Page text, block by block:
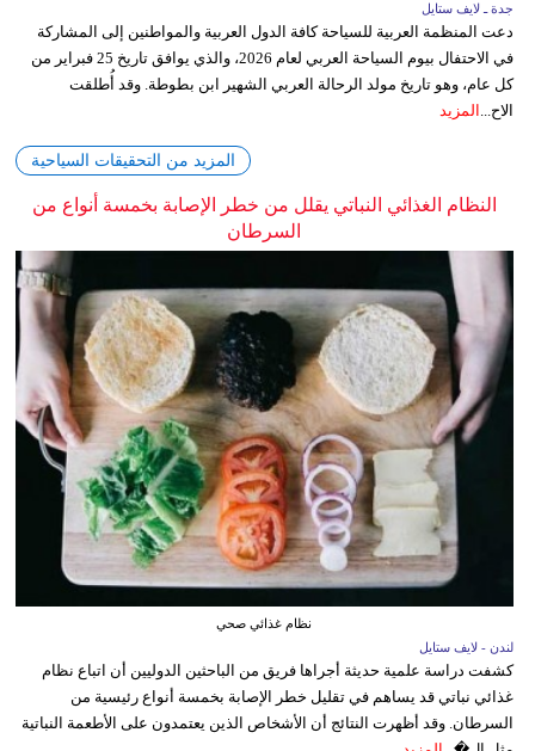
جدة ـ لايف ستايل
دعت المنظمة العربية للسياحة كافة الدول العربية والمواطنين إلى المشاركة
في الاحتفال بيوم السياحة العربي لعام 2026، والذي يوافق تاريخ 25 فبراير من
كل عام، وهو تاريخ مولد الرحالة العربي الشهير ابن بطوطة. وقد أُطلقت
الاح... المزيد
المزيد من التحقيقات السياحية
النظام الغذائي النباتي يقلل من خطر الإصابة بخمسة أنواع من
السرطان
نظام غذائي صحي
لندن - لايف ستايل
كشفت دراسة علمية حديثة أجراها فريق من الباحثين الدوليين أن اتباع نظام
غذائي نباتي قد يساهم في تقليل خطر الإصابة بخمسة أنواع رئيسية من
السرطان. وقد أظهرت النتائج أن الأشخاص الذين يعتمدون على الأطعمة النباتية